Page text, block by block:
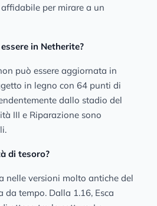
per mirare a un
in Netherite?
può essere aggiornata in
in legno con 64 punti di
dallo stadio del
III e Riparazione sono
di tesoro?
nelle versioni molto antiche del
da tempo. Dalla 1.16, Esca